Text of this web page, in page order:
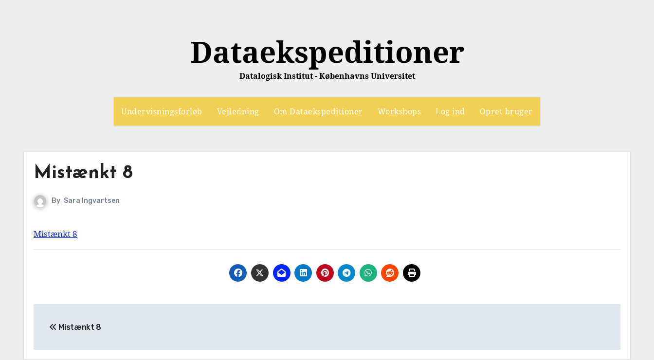
Dataekspeditioner
Datalogisk Institut - Københavns Universitet
Undervisningsforløb Vejledning Om Dataekspeditioner Workshops Log ind Opret bruger
Mistænkt 8
By Sara Ingvartsen
Mistænkt 8
Mistænkt 8